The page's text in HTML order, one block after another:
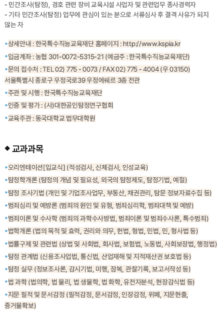
- 민간조사(탐정), 경호 관련 장비 교육시설 사업자 및 관련업무 종사경력자
- 기타 민간조사(탐정) 업무에 관심이 있는 분으로 서류심사 후 결격 사유가 되지
않는 자
상세안내 : 한국특수직능교육재단 홈페이지 : http://www.kspia.kr
입금계좌 : 농협 301-0072-5315-21 (예금주 : 한국특수직능교육재단)
문의 접수처 : TEL 02) 775 - 0073 / FAX 02) 775 - 4004 (우 03150)
서울특별시 종로구 우정국로39 우정에쉐르 3층 전관
주관 및 시행 : 한국특수직능교육재단
인증 및 평가 : (사)대한공인탐정연구협회
교육주관 : 동국대학교 법무대학원
교과과목
오리엔테이션[입교식] (적성검사, 신체검사, 인성교육)
탐정학개론 (탐정의 개념 및 필요성, 외국의 탐정제도, 탐정기법, 예절)
탐정 조사기법 (개인 및 기업조사업무, 부동산, 채권관리, 탐문 정보자료수집 등)
범죄심리 및 예방론 (범죄의 원인 및 유형, 범죄심리학, 범죄대책 및 예방)
범죄이론 및 수사학 (범죄의 과학수사방법, 범죄이론 및 범죄수사론, 특수범죄)
법학개론 (법의 목적 및 효력, 권리와 의무, 헌법, 형법, 민법, 민, 형사법 등)
법률구제 및 관련법 (상법 및 사회법, 회사법, 보험법, 노동법, 사회보장법, 행정법)
탐정 관계법 (신용조사업법, 통신법, 산업재해 및 지적재산권 보호법 등)
탐정 실무 (정보조사론, 감시기법, 미행, 잠복, 관찰기록, 보고서작성 등)
법 과학 (법의학, 법 물리, 법 생물학, 법 화학, 유전자분석, 현장감식법 등)
지문 필적 및 문서감정 (필적감정, 문서감정, 인장감정, 위폐, 지문현출,
증거물확보)